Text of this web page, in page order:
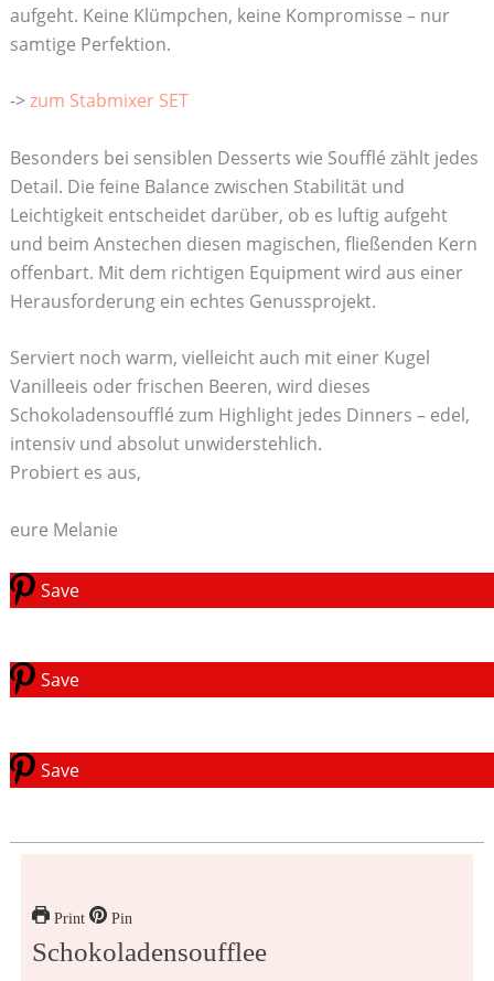
aufgeht. Keine Klümpchen, keine Kompromisse – nur
samtige Perfektion.
->zum Stabmixer SET
Besonders bei sensiblen Desserts wie Soufflé zählt jedes
Detail. Die feine Balance zwischen Stabilität und
Leichtigkeit entscheidet darüber, ob es luftig aufgeht
und beim Anstechen diesen magischen, fließenden Kern
offenbart. Mit dem richtigen Equipment wird aus einer
Herausforderung ein echtes Genussprojekt.
Serviert noch warm, vielleicht auch mit einer Kugel
Vanilleeis oder frischen Beeren, wird dieses
Schokoladensoufflé zum Highlight jedes Dinners – edel,
intensiv und absolut unwiderstehlich.
Probiert es aus,
eure Melanie
Save
Save
Save
Print Pin
Schokoladensoufflee